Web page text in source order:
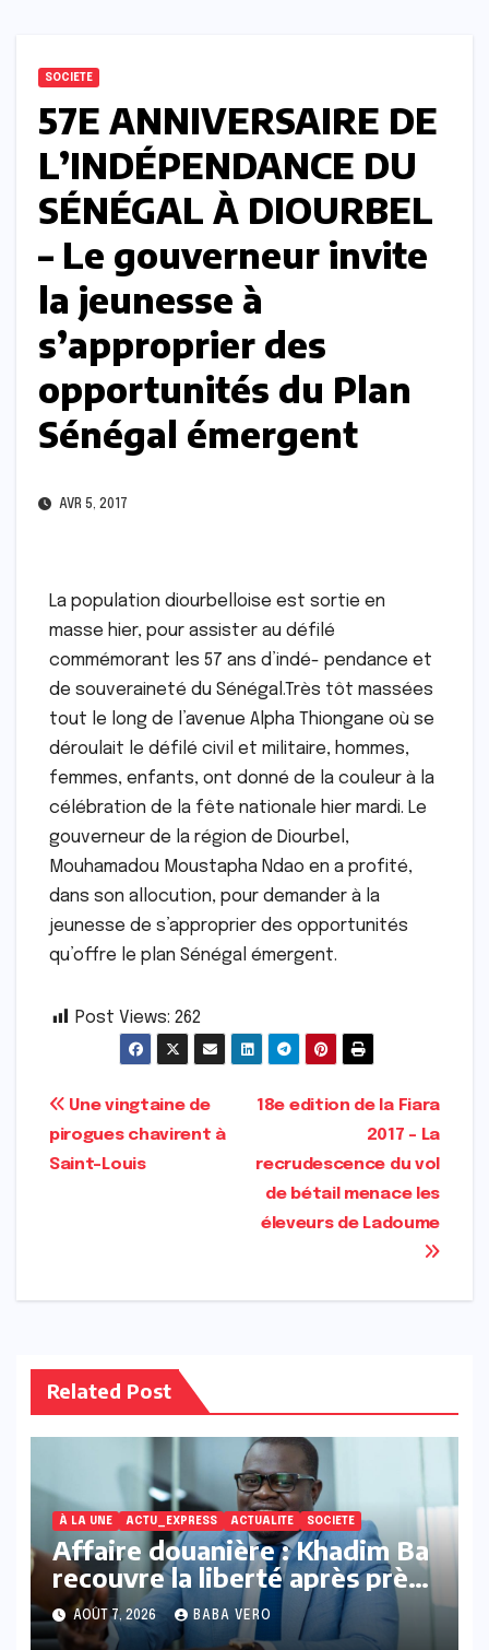
SOCIETE
57E ANNIVERSAIRE DE
L’INDÉPENDANCE DU
SÉNÉGAL À DIOURBEL
– Le gouverneur invite
la jeunesse à
s’approprier des
opportunités du Plan
Sénégal émergent
AVR 5, 2017
La population diourbelloise est sortie en
masse hier, pour assister au défilé
commémorant les 57 ans d’indé- pendance et
de souveraineté du Sénégal.Très tôt massées
tout le long de l’avenue Alpha Thiongane où se
déroulait le défilé civil et militaire, hommes,
femmes, enfants, ont donné de la couleur à la
célébration de la fête nationale hier mardi. Le
gouverneur de la région de Diourbel,
Mouhamadou Moustapha Ndao en a profité,
dans son allocution, pour demander à la
jeunesse de s’approprier des opportunités
qu’offre le plan Sénégal émergent.
Post Views: 262
Navigation
de
18e edition de la Fiara
2017 – La
recrudescence du vol
de bétail menace les
éleveurs de Ladoume
Une vingtaine de
pirogues chavirent à
Saint-Louis
Related Post
À LA UNE ACTU_EXPRESS ACTUALITE SOCIETE
Affaire douanière : Khadim Ba
recouvre la liberté après près
de 22 mois de détention
préventive
AOÛT 7, 2026 BABA VERO